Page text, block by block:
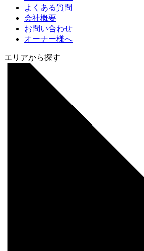
よくある質問
会社概要
お問い合わせ
オーナー様へ
エリアから探す